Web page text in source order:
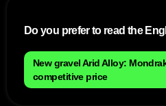
NOUS
Plan du site
Do you prefer to read the
New gravel Arid Alloy:
competitive price